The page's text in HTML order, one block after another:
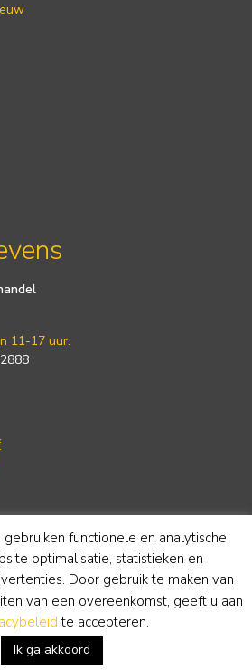
11-17 uur.
functionele en analytische
optimalisatie, statistieken en
Door gebruik te maken van
van een overeenkomst, geeft u aan
te accepteren.
Ik ga akkoord